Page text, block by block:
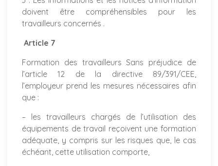
doivent être compréhensibles pour les
travailleurs concernés .
Article 7
Formation des travailleurs Sans préjudice de
l’article 12 de la directive 89/391/CEE,
l’employeur prend les mesures nécessaires afin
que :
– les travailleurs chargés de l’utilisation des
équipements de travail reçoivent une formation
adéquate, y compris sur les risques que, le cas
échéant, cette utilisation comporte,